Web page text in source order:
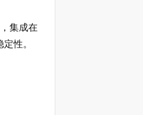
集成在
性。